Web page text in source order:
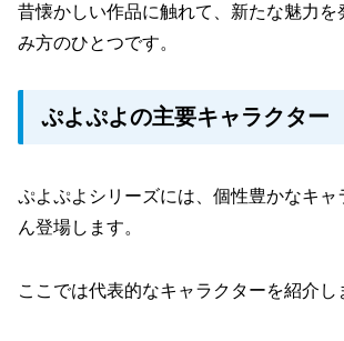
昔懐かしい作品に触れて、新たな魅力を
み方のひとつです。
ぷよぷよの主要キャラクター
ぷよぷよシリーズには、個性豊かなキャ
ん登場します。
ここでは代表的なキャラクターを紹介し